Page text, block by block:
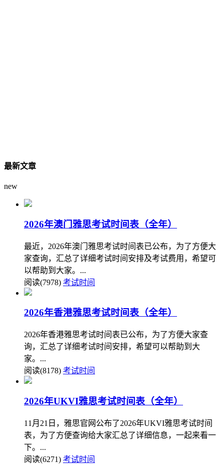
最新文章
new
2026年澳门雅思考试时间表（全年）
最近，2026年澳门雅思考试时间表已公布，为了方便大
家查询，汇总了详细考试时间安排及考试费用，希望可
以帮助到大家。...
阅读(7978) 考试时间
2026年香港雅思考试时间表（全年）
2026年香港雅思考试时间表已公布，为了方便大家查
询，汇总了详细考试时间安排，希望可以帮助到大
家。...
阅读(8178) 考试时间
2026年UKVI雅思考试时间表（全年）
11月21日，雅思官网公布了2026年UKVI雅思考试时间
表，为了方便查询给大家汇总了详细信息，一起来看一
下。...
阅读(6271) 考试时间